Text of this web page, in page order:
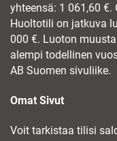
yhteensä: 1 061,60 €.
Huoltotili on jatkuva
000 €. Luoton
alempi todellinen
AB Suomen sivuliike.
Omat Sivut
Voit tarkistaa tilisi